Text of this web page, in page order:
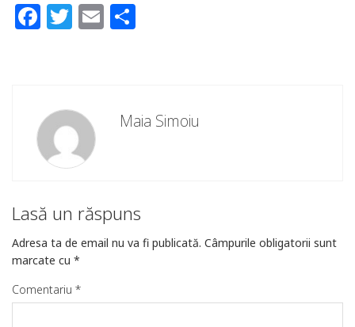
Facebook
Twitter
Email
Maia Simoiu
Lasă un răspuns
Adresa ta de email nu va fi publicată. Câmpurile obligatorii sunt
marcate cu *
Comentariu *